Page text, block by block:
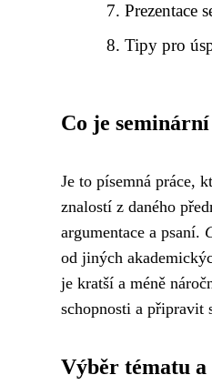
Prezentace
Tipy pro
Co je
Je to písemná práce,
znalostí z daného
argumentace a psaní.
od jiných
je kratší a méně
schopnosti a připravit
Výběr tématu a